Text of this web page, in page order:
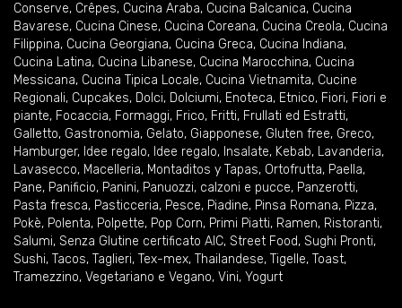
Conserve, Crêpes, Cucina Araba, Cucina Balcanica, Cucina
Bavarese, Cucina Cinese, Cucina Coreana, Cucina Creola, Cucina
Filippina, Cucina Georgiana, Cucina Greca, Cucina Indiana,
Cucina Latina, Cucina Libanese, Cucina Marocchina, Cucina
Messicana, Cucina Tipica Locale, Cucina Vietnamita, Cucine
Regionali, Cupcakes, Dolci, Dolciumi, Enoteca, Etnico, Fiori, Fiori e
piante, Focaccia, Formaggi, Frico, Fritti, Frullati ed Estratti,
Galletto, Gastronomia, Gelato, Giapponese, Gluten free, Greco,
Hamburger, Idee regalo, Idee regalo, Insalate, Kebab, Lavanderia,
Lavasecco, Macelleria, Montaditos y Tapas, Ortofrutta, Paella,
Pane, Panificio, Panini, Panuozzi, calzoni e pucce, Panzerotti,
Pasta fresca, Pasticceria, Pesce, Piadine, Pinsa Romana, Pizza,
Pokè, Polenta, Polpette, Pop Corn, Primi Piatti, Ramen, Ristoranti,
Salumi, Senza Glutine certificato AIC, Street Food, Sughi Pronti,
Sushi, Tacos, Taglieri, Tex-mex, Thailandese, Tigelle, Toast,
Tramezzino, Vegetariano e Vegano, Vini, Yogurt